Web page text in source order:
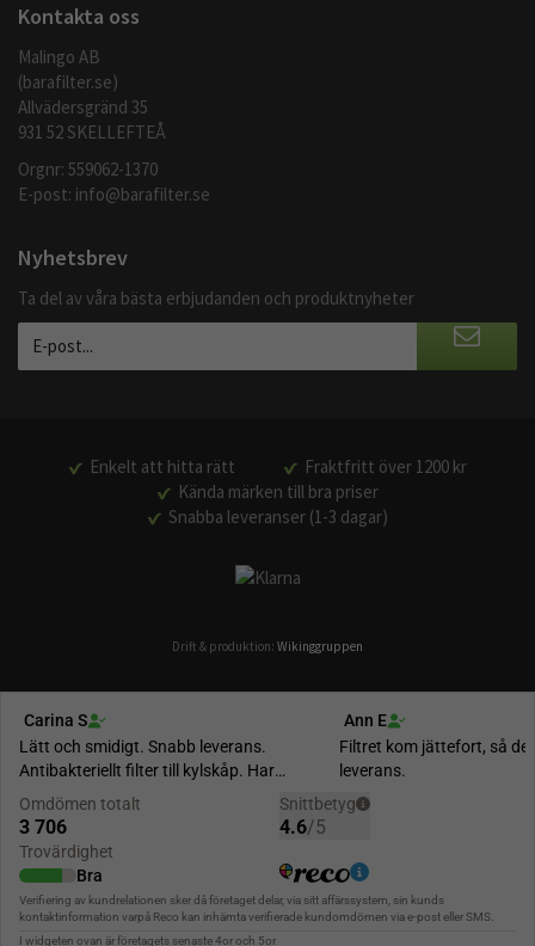
Kontakta oss
Malingo AB
(barafilter.se)
Allvädersgränd 35
931 52 SKELLEFTEÅ
Orgnr: 559062-1370
E-post: info@barafilter.se
Nyhetsbrev
Ta del av våra bästa erbjudanden och produktnyheter
Enkelt att hitta rätt
Fraktfritt över 1200 kr
Kända märken till bra priser
Snabba leveranser (1-3 dagar)
Drift & produktion: Wikinggruppen